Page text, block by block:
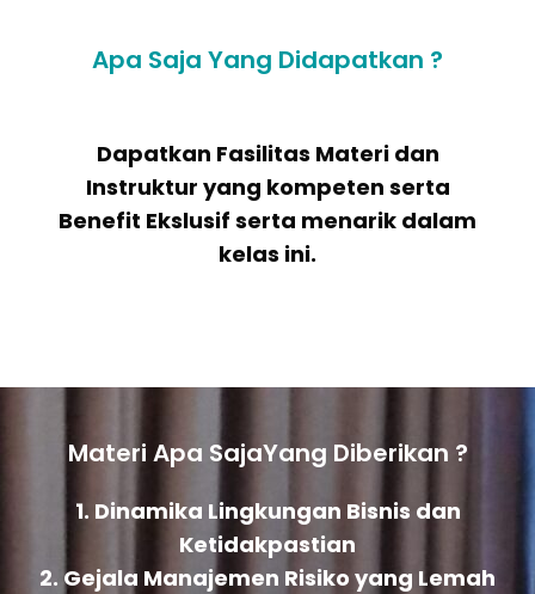
Apa Saja Yang Didapatkan ?
Dapatkan Fasilitas Materi dan
Instruktur yang kompeten serta
Benefit Ekslusif serta menarik dalam
kelas ini.
Materi Apa SajaYang Diberikan ?
1. Dinamika Lingkungan Bisnis dan
Ketidakpastian
2. Gejala Manajemen Risiko yang Lemah